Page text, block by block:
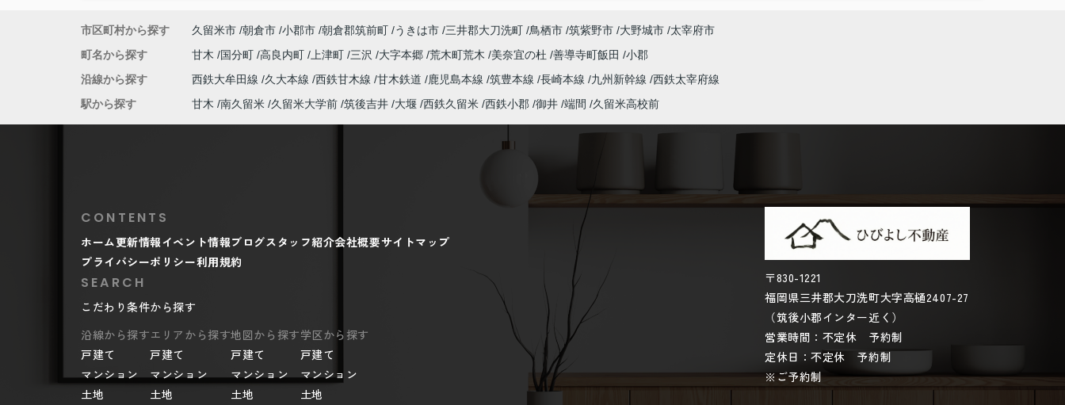
市区町村から探す 久留米市 朝倉市 小郡市 朝倉郡筑前町 うきは市 三井郡大刀洗町 鳥栖市 筑紫野市 大野城市 太宰府市
町名から探す
甘木 国分町 高良内町 上津町 三沢 大字本郷 荒木町荒木 美奈宜の杜 善導寺町飯田
小郡
沿線から探す
西鉄大牟田線 久大本線 西鉄甘木線 甘木鉄道 鹿児島本線 筑豊本線 長崎本線 九州新幹線 西鉄太宰府線
駅から探す
甘木 南久留米 久留米大学前 筑後吉井 大堰 西鉄久留米 西鉄小郡 御井 端間 久留米高校前
CONTENTS
ホーム更新情報イベント情報ブログスタッフ紹介会社概要サイトマップ
プライバシーポリシー利用規約
SEARCH
こだわり条件から探す
沿線から探す
戸建て
マンション
土地
エリアから探す
戸建て
マンション
土地
地図から探す
戸建て
マンション
土地
学区から探す
戸建て
マンション
土地
〒830-1221
福岡県三井郡大刀洗町大字高樋2407-27
（筑後小郡インター近く）
営業時間：不定休 予約制
定休日：不定休 予約制
※ご予約制